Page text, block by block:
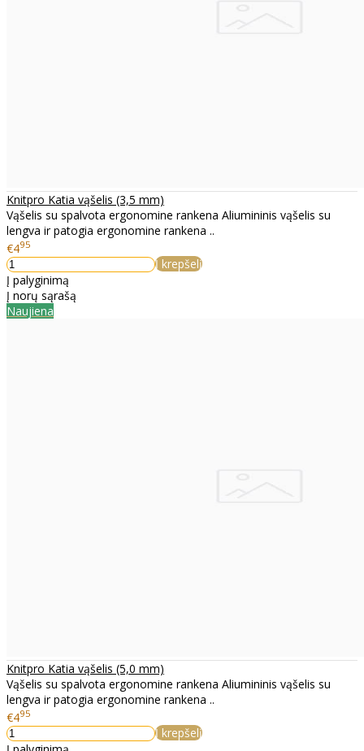
Knitpro Katia vąšelis (3,5 mm)
Vąšelis su spalvota ergonomine rankena Aliumininis vąšelis su
lengva ir patogia ergonomine rankena ..
€495
Į krepšelį
Į palyginimą
Į norų sąrašą
Naujiena
Knitpro Katia vąšelis (5,0 mm)
Vąšelis su spalvota ergonomine rankena Aliumininis vąšelis su
lengva ir patogia ergonomine rankena ..
€495
Į krepšelį